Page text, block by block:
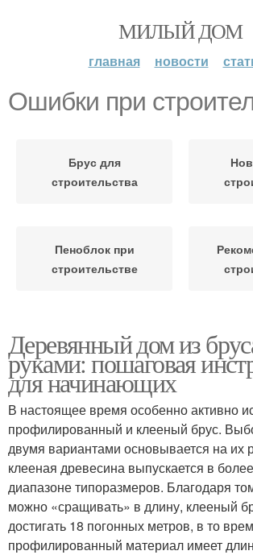
МИЛЫЙ ДОМ
главная новости
Ошибки при
Брус для
строительства
Пеноблок при
строительстве
Деревянный дом из
руками: пошаговая
для начинающих
В настоящее время особенно активно
профилированный и клееный брус.
двумя вариантами основывается на их
клееная древесина выпускается в
диапазоне типоразмеров. Благодаря
можно «сращивать» в длину, клееный
достигать 18 погонных метров, в то
профилированный материал имеет